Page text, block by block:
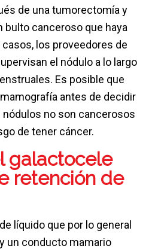
de una tumorectomía y
bulto canceroso que haya
los proveedores de
el nódulo a lo largo
Es posible que
antes de decidir
nódulos no son cancerosos
de tener cáncer.
galactocele
retención de
líquido que por lo general
un conducto mamario